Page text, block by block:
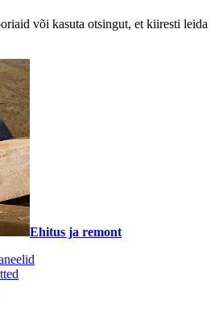
või kasuta otsingut, et kiiresti leida
Ehitus ja remont